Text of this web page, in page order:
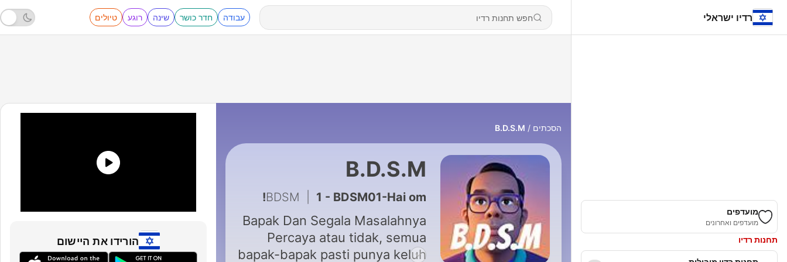
רדיו ישראלי עבודה חדר כושר שינה רוגע טיולים
מועדפים
מועדפים ואחרונים
תחנות רדיו
הסכתים B.D.S.M
B.D.S.M
BDSM 1 - BDSM01-Hai om!
Bapak Dan Segala Masalahnya
Percaya atau tidak, semua
bapak-bapak pasti punya keluh
הורידו את היישום